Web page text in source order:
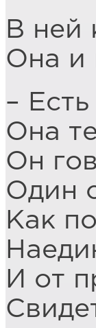
В ней
Она и
–
Она
Он
Один
Как
И от